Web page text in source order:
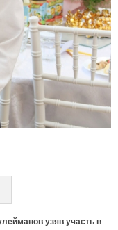
узяв участь в